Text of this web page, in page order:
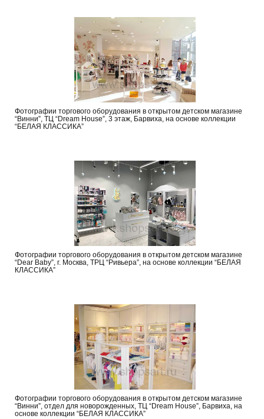
Фотографии торгового оборудования в открытом детском магазине
“Винни”, ТЦ “Dream House”, 3 этаж, Барвиха, на основе коллекции
“БЕЛАЯ КЛАССИКА”
Фотографии торгового оборудования в открытом детском магазине
“Dear Baby”, г. Москва, ТРЦ “Ривьера”, на основе коллекции “БЕЛАЯ
КЛАССИКА”
Фотографии торгового оборудования в открытом детском магазине
“Винни”, отдел для новорожденных, ТЦ “Dream House”, Барвиха, на
основе коллекции “БЕЛАЯ КЛАССИКА”